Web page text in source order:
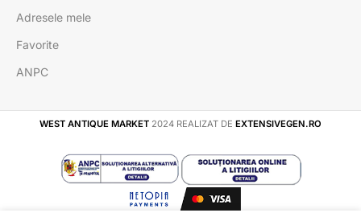
Adresele mele
Favorite
ANPC
WEST ANTIQUE MARKET 2024 REALIZAT DE EXTENSIVEGEN.RO